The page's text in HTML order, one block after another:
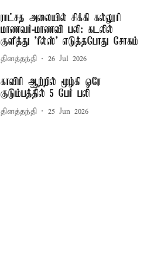
ராட்சத அலையில் சிக்கி கல்லூரி
மாணவர்-மாணவி பலி: கடலில்
குளித்து 'ரீல்ஸ்' எடுத்தபோது சோகம்
தினத்தந்தி 26 Jul 2026
காவிரி ஆற்றில் மூழ்கி ஒரே
குடும்பத்தில் 5 பேர் பலி
தினத்தந்தி 25 Jun 2026